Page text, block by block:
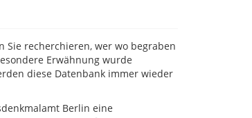
recherchieren, wer wo begraben
Erwähnung wurde
diese Datenbank immer wieder
Berlin eine